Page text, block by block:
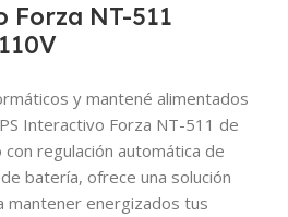
NT-511
y mantené alimentados
Interactivo Forza NT-511 de
regulación automática de
batería, ofrece una solución
mantener energizados tus